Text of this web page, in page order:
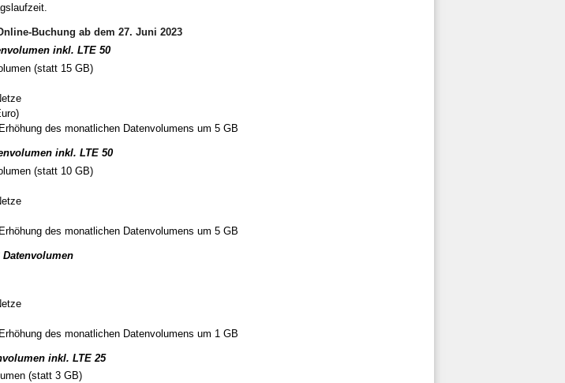
Buchung ab dem 27. Juni 2023
inkl. LTE 50
(statt 15 GB)
des monatlichen Datenvolumens um 5 GB
inkl. LTE 50
(statt 10 GB)
des monatlichen Datenvolumens um 5 GB
des monatlichen Datenvolumens um 1 GB
inkl. LTE 25
(statt 3 GB)